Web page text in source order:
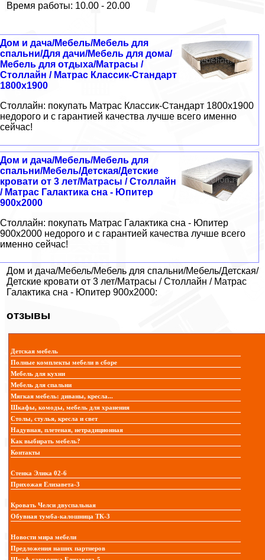
Время работы: 10.00 - 20.00
Дом и дача/Мебель/Мебель для
спальни/Для дачи/Мебель для дома/
Мебель для отдыха/Матрасы /
Столлайн / Матрас Классик-Стандарт
1800x1900
Столлайн: покупать Матрас Классик-Стандарт 1800x1900
недорого и с гарантией качества лучше всего именно
сейчас!
Дом и дача/Мебель/Мебель для
спальни/Мебель/Детская/Детские
кровати от 3 лет/Матрасы / Столлайн
/ Матрас Галактика сна - Юпитер
900x2000
Столлайн: покупать Матрас Галактика сна - Юпитер
900x2000 недорого и с гарантией качества лучше всего
именно сейчас!
Дом и дача/Мебель/Мебель для спальни/Мебель/Детская/
Детские кровати от 3 лет/Матрасы / Столлайн / Матрас
Галактика сна - Юпитер 900x2000:
отзывы
Детская мебель
Полные комплекты мебели в сборе
Мебель для кухни
Мебель для спальни
Мягкая мебель: диваны, кресла...
Шкафы, комоды, мебель для хранения
Столы, стулья, кресла и свет
Надувная, плетеная, нетрадиционная
Как выбирать мебель?
Контакты
Стенка Элика 02-6
Прихожая Елизавета-3
Кровать Челси двуспальная
Обувная тумба-калошница ТК-3
Новости мира мебели
Предложения наших партнеров